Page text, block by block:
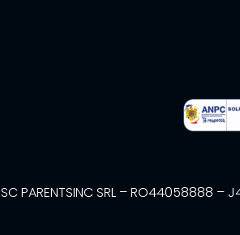
SC PARENTSINC SRL – RO44058888